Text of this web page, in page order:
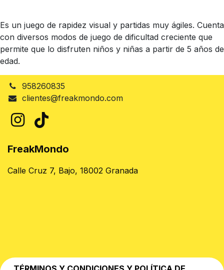
Es un juego de rapidez visual y partidas muy ágiles. Cuenta
con diversos modos de juego de dificultad creciente que
permite que lo disfruten niños y niñas a partir de 5 años de
edad.
958260835
clientes@freakmondo.com
FreakMondo
Calle Cruz 7, Bajo, 18002 Granada